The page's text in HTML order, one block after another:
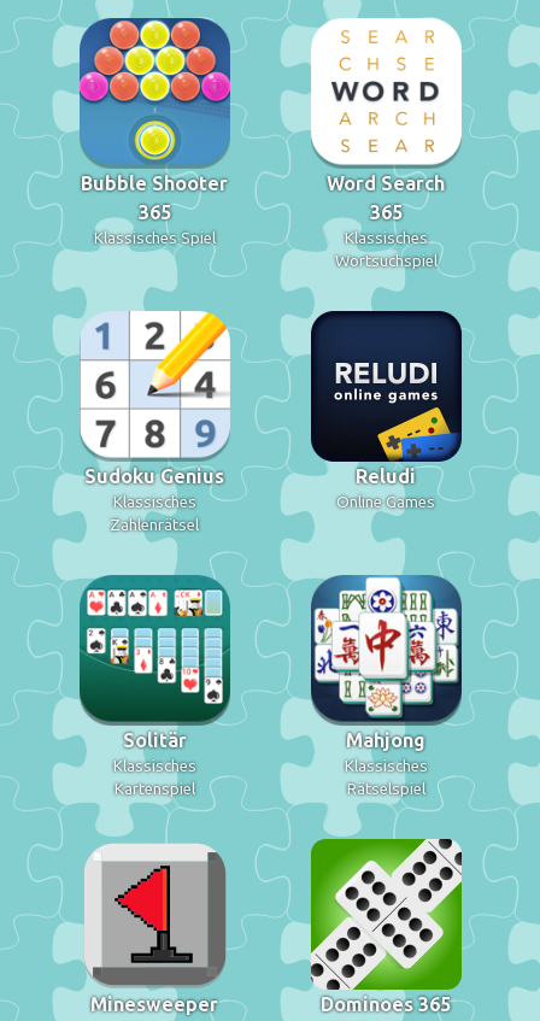
Bubble Shooter
365
Klassisches Spiel
Word Search
365
Klassisches
Wortsuchspiel
Sudoku Genius
Klassisches
Zahlenrätsel
Reludi
Online Games
Solitär
Klassisches
Kartenspiel
Mahjong
Klassisches
Rätselspiel
Minesweeper Dominoes 365